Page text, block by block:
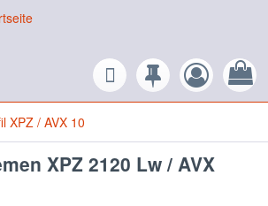
XPZ / AVX 10
XPZ 2120 Lw / AVX